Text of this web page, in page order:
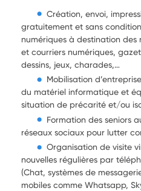
Création, envoi,
gratuitement et sans
numériques à destination des
et courriers numériques,
dessins, jeux, charades,…
Mobilisation
du matériel informatique et
situation de précarité et/ou
Formation des seniors
réseaux sociaux pour lutter
Organisation de visite
nouvelles régulières par
(Chat, systèmes de
mobiles comme Whatsapp,